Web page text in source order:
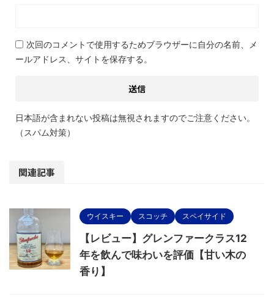
次回のコメントで使用するためブラウザーに自分の名前、メ
ールアドレス、サイトを保存する。
日本語が含まれない投稿は無視されますのでご注意ください。
（スパム対策）
関連記事
ウイスキー スコッチ スペイサイド
【レビュー】グレンファークラス12
年を飲んで味わいを評価【甘い木の
香り】